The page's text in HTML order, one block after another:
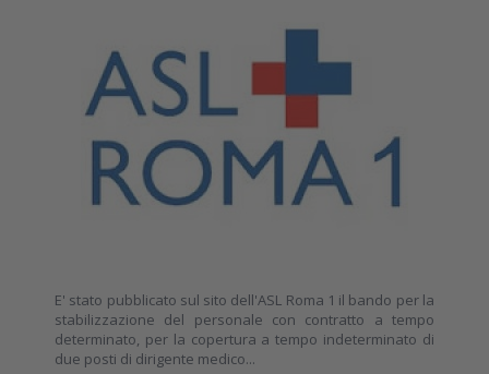
E' stato pubblicato sul sito dell'ASL Roma 1 il bando per la
stabilizzazione del personale con contratto a tempo
determinato, per la copertura a tempo indeterminato di
due posti di dirigente medico...